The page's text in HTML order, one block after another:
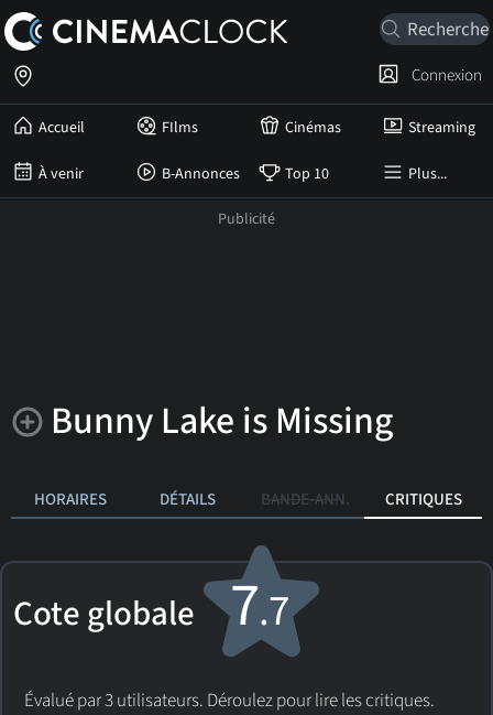
Accueil FIlms Cinémas Streaming
À venir B-Annonces Top 10 Plus...
Connexion
Bunny Lake is Missing
HORAIRES DÉTAILS BANDE-ANN. CRITIQUES
Cote globale 7.7
Évalué par 3 utilisateurs. Déroulez pour lire les critiques.